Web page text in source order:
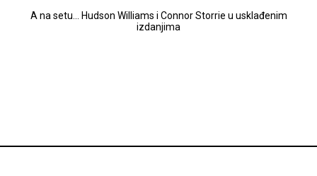
A na setu... Hudson Williams i Connor Storrie u usklađenim
izdanjima